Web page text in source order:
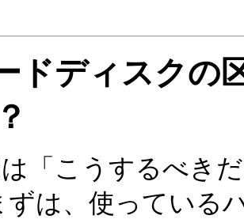
ドディスクの
「こうするべき
ずは、使っている